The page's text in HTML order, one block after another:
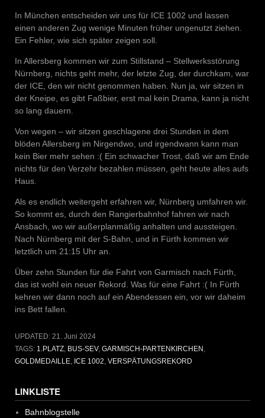
In München entscheiden wir uns für ICE 1002 und lassen
einen anderen Zug wenige Minuten früher ungenutzt ziehen.
Ein Fehler, wie sich später zeigen soll.
In Allersberg kommen wir zum Stillstand – Stellwerksstörung
Nürnberg, nichts geht mehr, der letzte Zug, der durchkam, war
der ICE, den wir nicht genommen haben. Nun ja, wir sitzen in
der Kneipe, es gibt Faßbier, erst mal kein Drama, kann ja nicht
so lang dauern.
Von wegen – wir sitzen geschlagene drei Stunden in dem
blöden Allersberg im Nirgendwo, und irgendwann kann man
kein Bier mehr sehen :( Ein schwacher Trost, daß wir am Ende
nichts für den Verzehr bezahlen müssen, geht heute alles aufs
Haus.
Als es endlich weitergeht erfahren wir, Nürnberg umfahren wir.
So kommt es, durch den Rangierbahnhof fahren wir nach
Ansbach, wo wir außerplanmäßig anhalten und aussteigen.
Nach Nürnberg mit der S-Bahn, und in Fürth kommen wir
letztlich um 21:15 Uhr an.
Über zehn Stunden für die Fahrt von Garmisch nach Fürth,
das ist wohl ein neuer Rekord. Was für eine Fahrt :( In Fürth
kehren wir dann noch auf ein Abendessen ein, vor wir daheim
ins Bett fallen.
UPDATED: 21. Juni 2024
TAGS: 1.PLATZ BUS-SEV, GARMISCH-PARTENKIRCHEN
GOLDMEDAILLE ICE 1002 VERSPÄTUNGSREKORD
LINKLISTE
Bahnblogstelle